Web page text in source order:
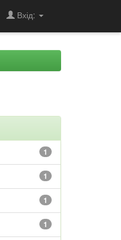
Вхід:
1
1
1
1